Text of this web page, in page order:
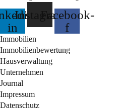
in
InstagramFacebook-
f
Immobilien
Immobilienbewertung
Hausverwaltung
Unternehmen
Journal
Impressum
Datenschutz